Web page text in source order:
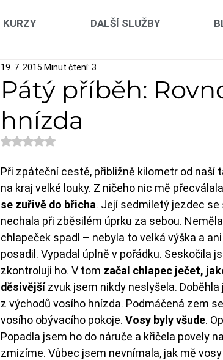
KURZY DALŠÍ SLUŽBY
Pátý příběh:
hnízda
19. 7. 2015 Minut čtení: 3
Hodnoceno NaN z 5 hvězdiček.
Při zpáteční cestě, přibližně kilometr od naší
na kraj velké louky. Z ničeho nic mě
se zuřivě do břicha. Její sedmiletý jezdec
nechala při zběsilém úprku za sebou.
chlapeček spadl – nebyla to velká výška a
posadil. Vypadal úplně v pořádku. Seskočila
zkontroluji ho. V tom začal chlapec ječet,
děsivější zvuk jsem nikdy neslyšela. Doběhla
z východů vosího hnízda. Podmáčená zem
vosího obývacího pokoje. Vosy byly všude.
Popadla jsem ho do náruče a křičela povely
zmizíme. Vůbec jsem nevnímala, jak mě